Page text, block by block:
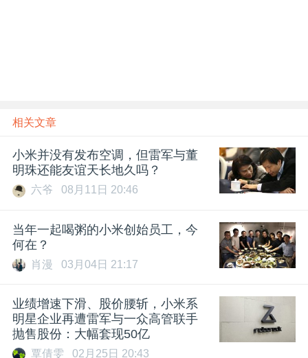
相关文章
小米并没有发布空调，但雷军与董
明珠还能友谊天长地久吗？
六爷 08月11日 20:46
当年一起喝粥的小米创始员工，今
何在？
肖漫 03月04日 21:17
业绩增速下滑、股价腰斩，小米系
明星企业再遭雷军与一众高管联手
抛售股份：大幅套现50亿
覃倩雯 02月25日 20:43